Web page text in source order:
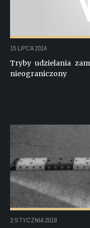
15 LIPCA 2014
Tryby udzielania
nieograniczony
2 STYCZNIA 2018